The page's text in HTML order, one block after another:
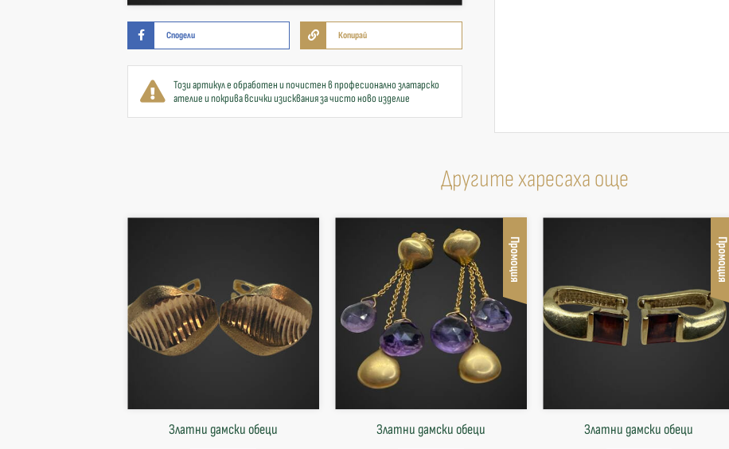
Сподели Копирай
Този артикул е обработен и почистен в професионално златарско
ателие и покрива всички изисквания за чисто ново изделие
Другите харесаха още
Златни дамски обеци
Промоция
Златни дамски обеци
Промоция
Златни дамски обеци